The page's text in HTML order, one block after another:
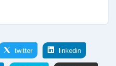
twitter linkedin